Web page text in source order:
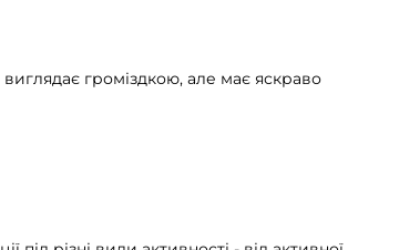
виглядає громіздкою, але має яскраво